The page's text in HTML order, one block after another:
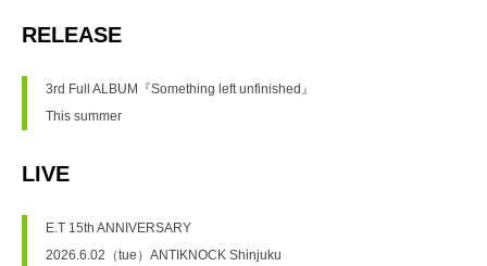
RELEASE
3rd Full ALBUM『Something left unfinished』
This summer
LIVE
E.T 15th ANNIVERSARY
2026.6.02（tue）ANTIKNOCK Shinjuku